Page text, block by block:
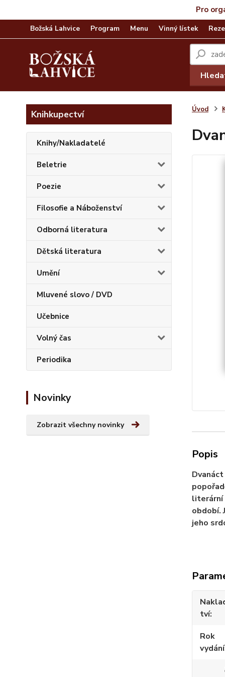
Pro
Božská Lahvice Program Menu Vinný lístek
Knihkupectví
Knihy/Nakladatelé
Beletrie
Poezie
Filosofie a Náboženství
Odborná literatura
Dětská literatura
Umění
Mluvené slovo / DVD
Učebnice
Volný čas
Periodika
Novinky
Zobrazit všechny novinky
Úvod
Popis
literární
období.
jeho
tví
Rok
vydání